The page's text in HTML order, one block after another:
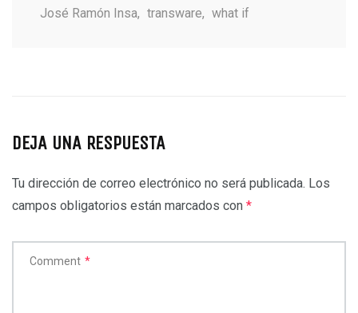
José Ramón Insa, transware, what if
DEJA UNA RESPUESTA
Tu dirección de correo electrónico no será publicada. Los
campos obligatorios están marcados con *
Comment *